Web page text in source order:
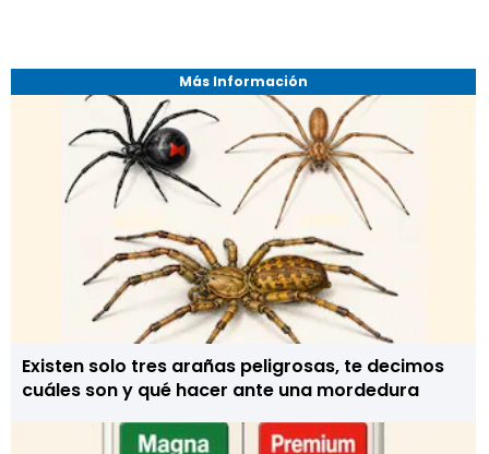
Más Información
Existen solo tres arañas peligrosas, te decimos
cuáles son y qué hacer ante una mordedura